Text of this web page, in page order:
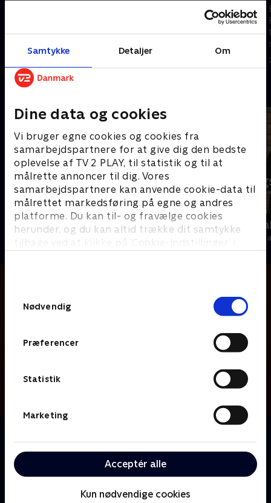
Samtykke Detaljer Om
Dine data og cookies
Vi bruger egne cookies og cookies fra
samarbejdspartnere for at give dig den bedste
oplevelse af TV 2 PLAY, til statistik og til at
målrette annoncer til dig. Vores
samarbejdspartnere kan anvende cookie-data til
målrettet markedsføring på egne og andres
platforme. Du kan til- og fravælge cookies
herunder, og du kan altid trække dit samtykke
tilbage ved at klikke på ’Cookie-indstillinger’ i
Nødvendig
Præferencer
Statistik
Marketing
Acceptér alle
Kun nødvendige cookies
dom for flere sovevoldtægter,
særlige regler for
kongefamilien?
Mike var højtstående medlem
af den forbudte bande LTF. Nu
er han i fængsel og vil ud af
med ham om drømmen om et
helt almindeligt liv.
Andre så også
Kampen om USA
Nyheder & Magasiner Nyheder &
kriminalsager – i selskab med to af Danmarks mest
garvede og vidende krimijournalister Janni Pedersen
og Carsten Norton.